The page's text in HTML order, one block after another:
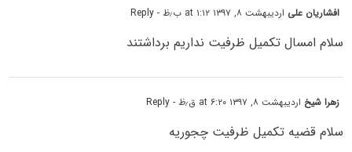
افشاریان علی اردیبهشت ۸, ۱۳۹۷ at ۱:۱۲ ب٫ظ - Reply
سلام امسال تکمیل ظرفیت نداریم برداشتند
زهرا شیخ اردیبهشت ۸, ۱۳۹۷ at ۶:۲۰ ق٫ظ - Reply
سلام قضیه تکمیل ظرفیت چجوریه